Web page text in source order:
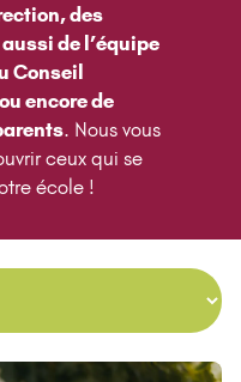
des
de l’équipe
Conseil
encore de
. Nous vous
ceux qui se
école !